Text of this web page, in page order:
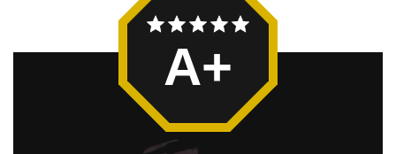
A+